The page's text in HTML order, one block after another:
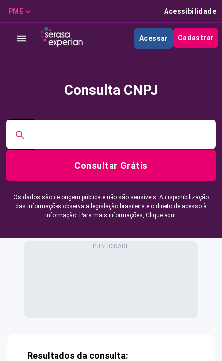
PME Acessibilidade
Acessar Cadastrar
Consulta CNPJ
Consultar Grátis
Os dados são de origem pública e não são sensíveis. A disponibilização
das informações observa a legislação brasileira e o direito de acesso à
informação. Para mais informações, Clique aqui.
Resultados da consulta: